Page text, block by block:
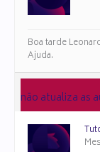
Boa tarde
Ajuda.
27 de novembro
não atualiza as